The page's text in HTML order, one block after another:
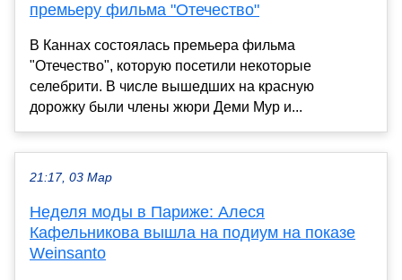
премьеру фильма "Отечество"
В Каннах состоялась премьера фильма
"Отечество", которую посетили некоторые
селебрити. В числе вышедших на красную
дорожку были члены жюри Деми Мур и...
21:17, 03 Мар
Неделя моды в Париже: Алеся
Кафельникова вышла на подиум на показе
Weinsanto